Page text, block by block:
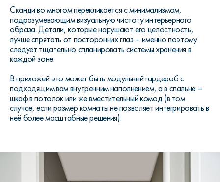
Сканди во многом перекликается с минимализмом,
подразумевающим визуальную чистоту интерьерного
образа. Детали, которые нарушают его целостность,
лучше спрятать от посторонних глаз – именно поэтому
следует тщательно спланировать системы хранения в
каждой зоне.
В прихожей это может быть модульный гардероб с
подходящим вам внутренним наполнением, а в спальне –
шкаф в потолок или же вместительный комод (в том
случае, если размер комнаты не позволяет интегрировать в
неё более масштабные решения).